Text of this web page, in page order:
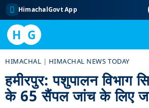
HimachalGovt App
H G
content
HIMACHAL | HIMACHAL NEWS TODAY
हमीरपुर: पशुपालन विभाग
के 65 सैंपल जांच के लिए